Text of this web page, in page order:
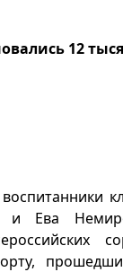
12
и Ева